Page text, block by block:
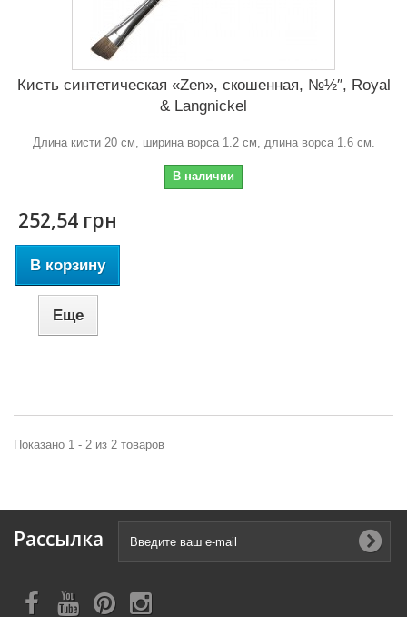
Кисть синтетическая «Zen», скошенная, №½″, Royal
& Langnickel
Длина кисти 20 см, ширина ворса 1.2 см, длина ворса 1.6 см.
В наличии
252,54 грн
В корзину
Еще
Показано 1 - 2 из 2 товаров
Рассылка